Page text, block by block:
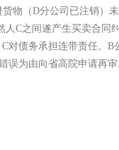
物（D分公司已注销）
C之间遂产生买卖合同
对债务承担连带责任。
误为由向省高院申请再